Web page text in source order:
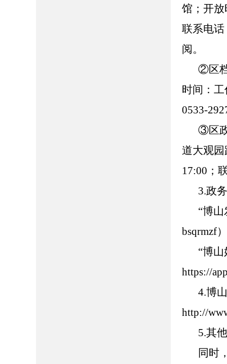
馆；开
联系电话
阅。
②区
时间：
0533-
③区
道大观
17:00；
3.政
“博
bsqrmzf
“博
https://
4.博
http://
5.其
同时